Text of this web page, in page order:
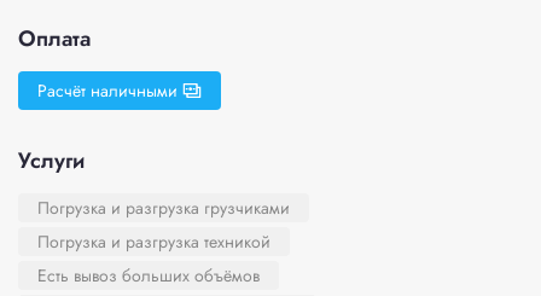
Оплата
Расчёт наличными
Услуги
Погрузка и разгрузка грузчиками
Погрузка и разгрузка техникой
Есть вывоз больших объёмов